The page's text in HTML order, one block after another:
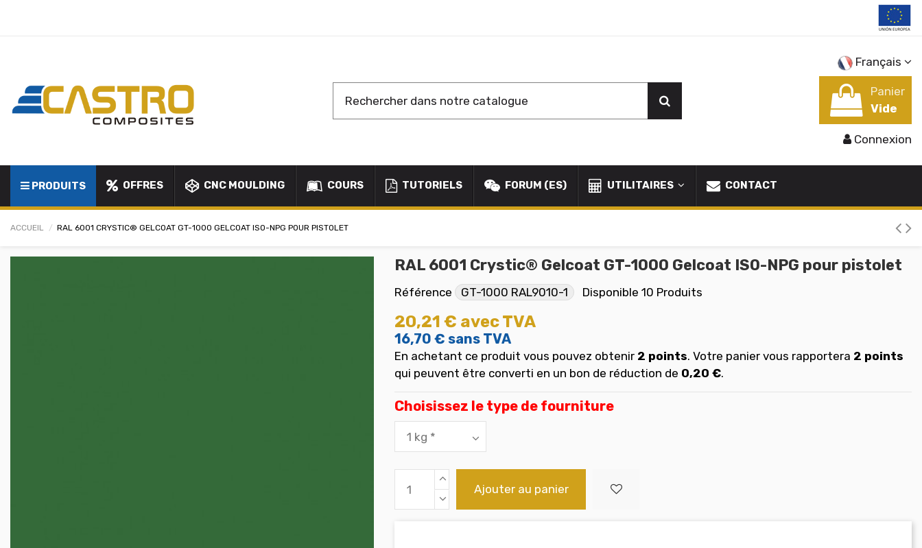
Français
Panier
Vide
Connexion
PRODUITS OFFRES CNC MOULDING COURS TUTORIELS FORUM (ES) UTILITAIRES CONTACT
ACCUEIL RAL 6001 CRYSTIC® GELCOAT GT-1000 GELCOAT ISO-NPG POUR PISTOLET
RAL 6001 Crystic® Gelcoat GT-1000 Gelcoat ISO-NPG pour pistolet
Référence GT-1000 RAL9010-1 Disponible 10 Produits
20,21 € avec TVA
16,70 € sans TVA
En achetant ce produit vous pouvez obtenir 2 points. Votre panier vous rapportera 2 points
qui peuvent être converti en un bon de réduction de 0,20 €.
Choisissez le type de fourniture
Ajouter au panier